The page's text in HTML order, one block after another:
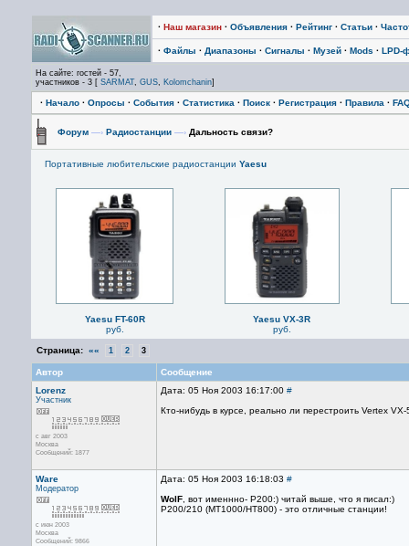
· Наш магазин · Объявления · Рейтинг · Статьи ·
· Файлы · Диапазоны · Сигналы · Музей · Mods · LPD-
На сайте: гостей - 57,
участников - 3 [ SARMAT, GUS, Kolomchanin]
· Начало · Опросы · События · Статистика · Поиск · Регистрация · Правила ·
Форум —› Радиостанции —› Дальность связи?
Портативные любительские радиостанции Yaesu
Yaesu FT-60R
руб.
Yaesu VX-3R
руб.
Страница: «« 1 2 3
Автор
Сообщение
Lorenz
Участник
с авг 2003
Москва
Сообщений: 1877
Дата: 05 Ноя 2003 16:17:00 #
Кто-нибудь в курсе, реально ли перестроить Vertex
Ware
Модератор
с июн 2003
Москва
Сообщений: 9866
Дата: 05 Ноя 2003 16:18:03 #
WolF , вот именнно- Р200:) читай выше, что я писал:)
Р200/210 (MT1000/HT800) - это отличные станции!